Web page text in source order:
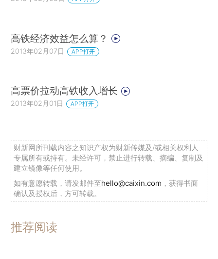
高铁经济效益怎么算？
2013年02月07日 APP打开
高票价拉动高铁收入增长
2013年02月01日 APP打开
财新网所刊载内容之知识产权为财新传媒及/或相关权利人
专属所有或持有。未经许可，禁止进行转载、摘编、复制及
建立镜像等任何使用。
如有意愿转载，请发邮件至hello@caixin.com ，获得书面
确认及授权后，方可转载。
推荐阅读